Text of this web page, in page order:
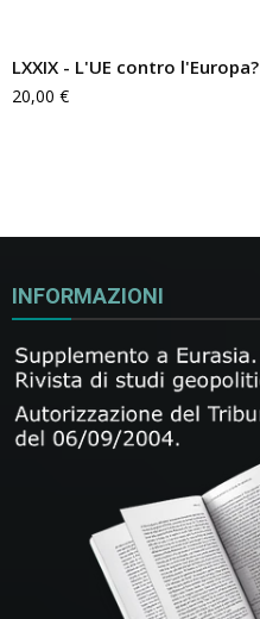
LXXIX - L'UE contro l'Europa?
20,00 €
INFORMAZIONI